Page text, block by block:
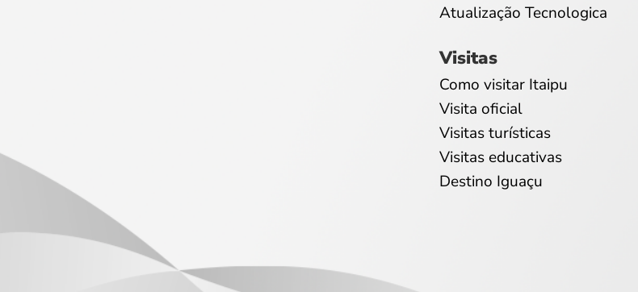
Atualização Tecnologica
Visitas
Como visitar Itaipu
Visita oficial
Visitas turísticas
Visitas educativas
Destino Iguaçu